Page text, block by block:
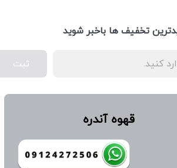
تخفیف ها باخبر شوید
ثبت
قهوه آندره